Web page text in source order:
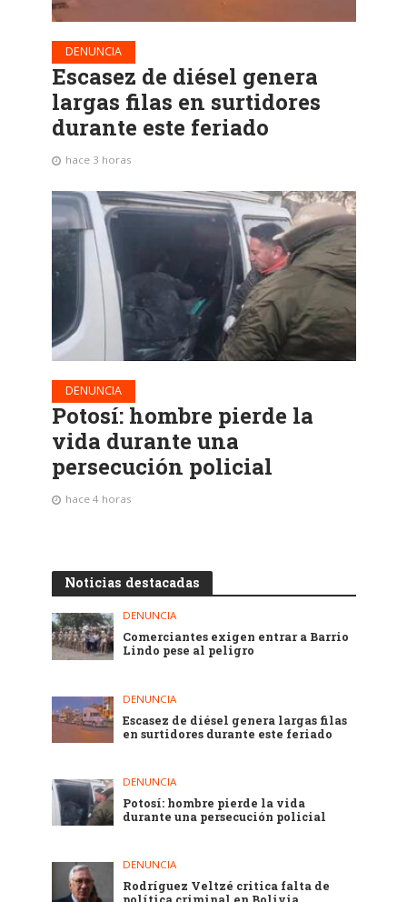
DENUNCIA
Escasez de diésel genera
largas filas en surtidores
durante este feriado
hace 3 horas
DENUNCIA
Potosí: hombre pierde la
vida durante una
persecución policial
hace 4 horas
Noticias destacadas
DENUNCIA
Comerciantes exigen entrar a Barrio
Lindo pese al peligro
DENUNCIA
Escasez de diésel genera largas filas
en surtidores durante este feriado
DENUNCIA
Potosí: hombre pierde la vida
durante una persecución policial
DENUNCIA
Rodríguez Veltzé critica falta de
política criminal en Bolivia